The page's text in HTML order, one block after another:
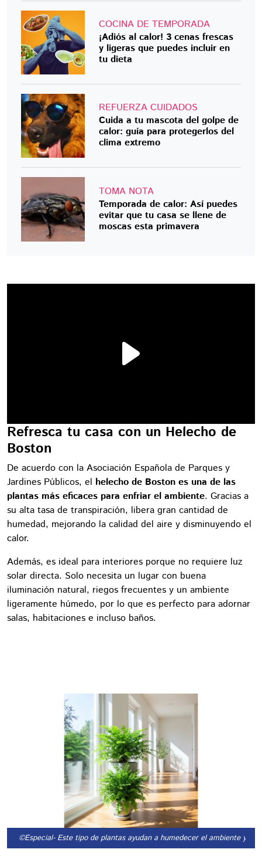
COCINA DE TEMPORADA
¡Adiós al calor! 3 cenas frescas
y ligeras que puedes incluir en
tu dieta
REFUERZA CUIDADOS
Cuida a tu mascota del golpe de
calor: guía para protegerlos del
clima extremo
TOMA NOTA
Temporada de calor: Así puedes
evitar que tu casa se llene de
moscas esta primavera
Refresca tu casa con un Helecho de
Boston
De acuerdo con la Asociación Española de Parques y
Jardines Públicos, el helecho de Boston es una de las
plantas más eficaces para enfriar el ambiente. Gracias a
su alta tasa de transpiración, libera gran cantidad de
humedad, mejorando la calidad del aire y disminuyendo el
calor.
Además, es ideal para interiores porque no requiere luz
solar directa. Solo necesita un lugar con buena
iluminación natural, riegos frecuentes y un ambiente
ligeramente húmedo, por lo que es perfecto para adornar
salas, habitaciones e incluso baños.
©Especial- Este tipo de plantas ayudan a humedecer el ambiente y